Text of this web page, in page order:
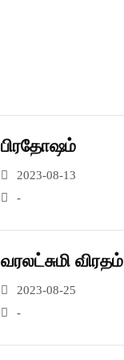
பிரதோஷம்
2023-08-13
-
வரலட்சுமி விரதம்
2023-08-25
-